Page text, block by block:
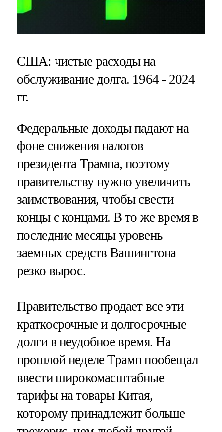
США: чистые расходы на
обслуживание долга. 1964 - 2024
гг.
Федеральные доходы падают на
фоне снижения налогов
президента Трампа, поэтому
правительству нужно увеличить
заимствования, чтобы свести
концы с концами. В то же время в
последние месяцы уровень
заемных средств Вашингтона
резко вырос.
Правительство продает все эти
краткосрочные и долгосрочные
долги в неудобное время. На
прошлой неделе Трамп пообещал
ввести широкомасштабные
тарифы на товары Китая,
которому принадлежит больше